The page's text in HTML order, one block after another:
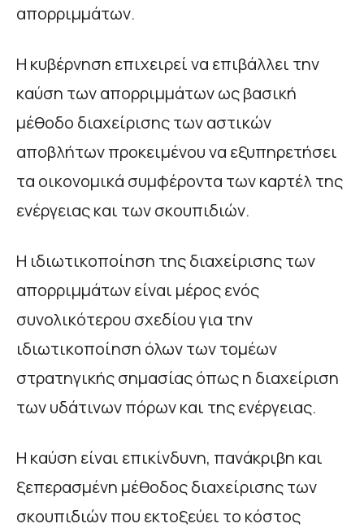
απορριμμάτων.
Η κυβέρνηση επιχειρεί να επιβάλλει την
καύση των απορριμμάτων ως βασική
μέθοδο διαχείρισης των αστικών
αποβλήτων προκειμένου να εξυπηρετήσει
τα οικονομικά συμφέροντα των καρτέλ της
ενέργειας και των σκουπιδιών.
Η ιδιωτικοποίηση της διαχείρισης των
απορριμμάτων είναι μέρος ενός
συνολικότερου σχεδίου για την
ιδιωτικοποίηση όλων των τομέων
στρατηγικής σημασίας όπως η διαχείριση
των υδάτινων πόρων και της ενέργειας.
Η καύση είναι επικίνδυνη, πανάκριβη και
ξεπερασμένη μέθοδος διαχείρισης των
σκουπιδιών που εκτοξεύει το κόστος